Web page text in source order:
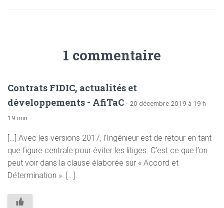
1 commentaire
Contrats FIDIC, actualités et
développements - AfiTaC · 20 décembre 2019 à 19 h
19 min
[…] Avec les versions 2017, l’Ingénieur est de retour en tant
que figure centrale pour éviter les litiges. C’est ce que l’on
peut voir dans la clause élaborée sur « Accord et
Détermination ». […]